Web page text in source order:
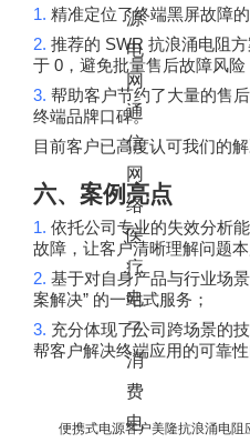
源
电
网
通
信
网
络
医
疗
电
子
消
费
电
1. 精准定位了终端黑屏故障
2. 推荐的 SWR 抗浪涌电阻
于 0 ，避免批量售后故障风险
3. 帮助客户节约了大量的售
终端品牌口碑。
目前客户已高度认可我们的
六、案例亮点
1. 依托公司专业的失效分析
故障，让客户清晰理解问题本
2. 基于对自身产品与行业场
案解决” 的一站式服务；
3. 充分体现了公司跨场景的
帮客户解决终端应用的可靠性
便携式电源客户美隆抗浪涌电阻